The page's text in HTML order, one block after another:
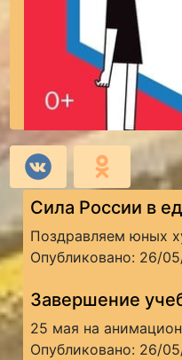
Сила России в
Поздравляем юных
Опубликовано: 26/
Завершение
25 мая на
Опубликовано: 26/